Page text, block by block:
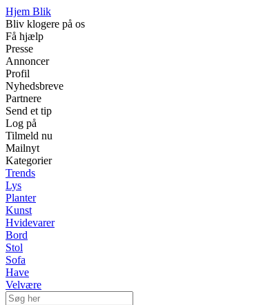
Hjem Blik
Bliv klogere på os
Få hjælp
Presse
Annoncer
Profil
Nyhedsbreve
Partnere
Send et tip
Log på
Tilmeld nu
Mailnyt
Kategorier
Trends
Lys
Planter
Kunst
Hvidevarer
Bord
Stol
Sofa
Have
Velvære